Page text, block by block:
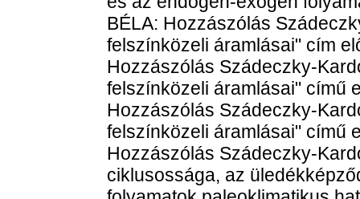
BÉLA: Hozzászólás
felszínközeli áramlásai" cím
Hozzászólás Szádeczky-
felszínközeli áramlásai" című
Hozzászólás Szádeczky-
felszínközeli áramlásai" című
Hozzászólás Szádeczky-
ciklusossága, az